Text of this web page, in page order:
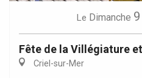
Le Dimanche 9
Fête de la Villégiature
Criel-sur-Mer